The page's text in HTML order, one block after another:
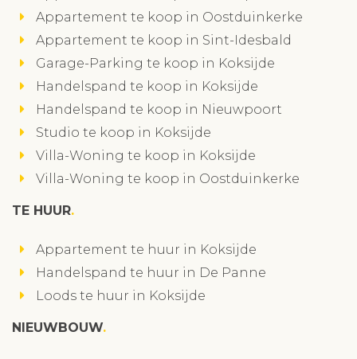
Appartement te koop in Oostduinkerke
Appartement te koop in Sint-Idesbald
Garage-Parking te koop in Koksijde
Handelspand te koop in Koksijde
Handelspand te koop in Nieuwpoort
Studio te koop in Koksijde
Villa-Woning te koop in Koksijde
Villa-Woning te koop in Oostduinkerke
TE HUUR
Appartement te huur in Koksijde
Handelspand te huur in De Panne
Loods te huur in Koksijde
NIEUWBOUW